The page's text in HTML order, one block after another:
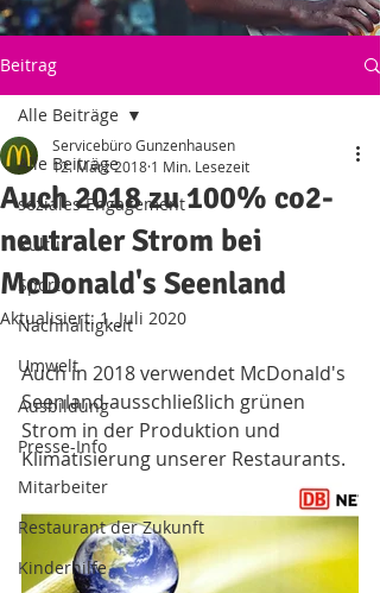
Beitrag
Alle Beiträge
soziales Engagement
Kultur
Sport
Nachhaltigkeit
Umwelt
Ausbildung
Presse-Info
Mitarbeiter
Restaurant der Zukunft
Kinderhilfe
Alle Beiträge
Auch 2018 zu 100% co2-
neutraler Strom bei
McDonald's Seenland
Servicebüro Gunzenhausen
12. März 2018 1 Min. Lesezeit
Aktualisiert:1. Juli 2020
Auch in 2018 verwendet McDonald's
Seenland ausschließlich grünen
Strom in der Produktion und
Klimatisierung unserer Restaurants.